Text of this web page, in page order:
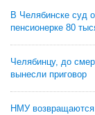
В Челябинске суд
пенсионерке 80
Челябинцу, до
вынесли приговор
НМУ